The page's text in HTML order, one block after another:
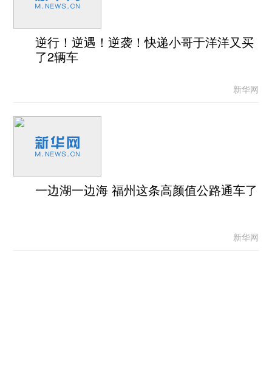
逆行！逆遇！逆袭！快递小哥于洋洋又买
了2辆车
新华网
一边湖一边海 福州这条高颜值公路通车了
新华网